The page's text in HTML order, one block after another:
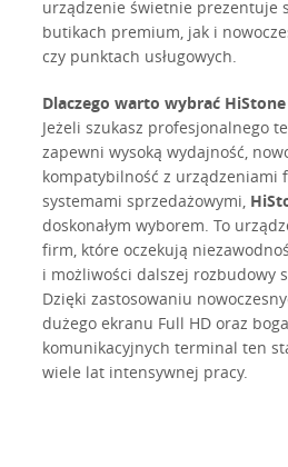
urządzenie świetnie prezentuje
butikach premium, jak i
czy punktach usługowych.
Dlaczego warto wybrać HiStone
Jeżeli szukasz profesjonalnego
zapewni wysoką wydajność,
kompatybilność z urządzeniami
systemami sprzedażowymi,
doskonałym wyborem. To
firm, które oczekują
i możliwości dalszej rozbudowy
Dzięki zastosowaniu
dużego ekranu Full HD oraz
komunikacyjnych terminal ten
wiele lat intensywnej pracy.